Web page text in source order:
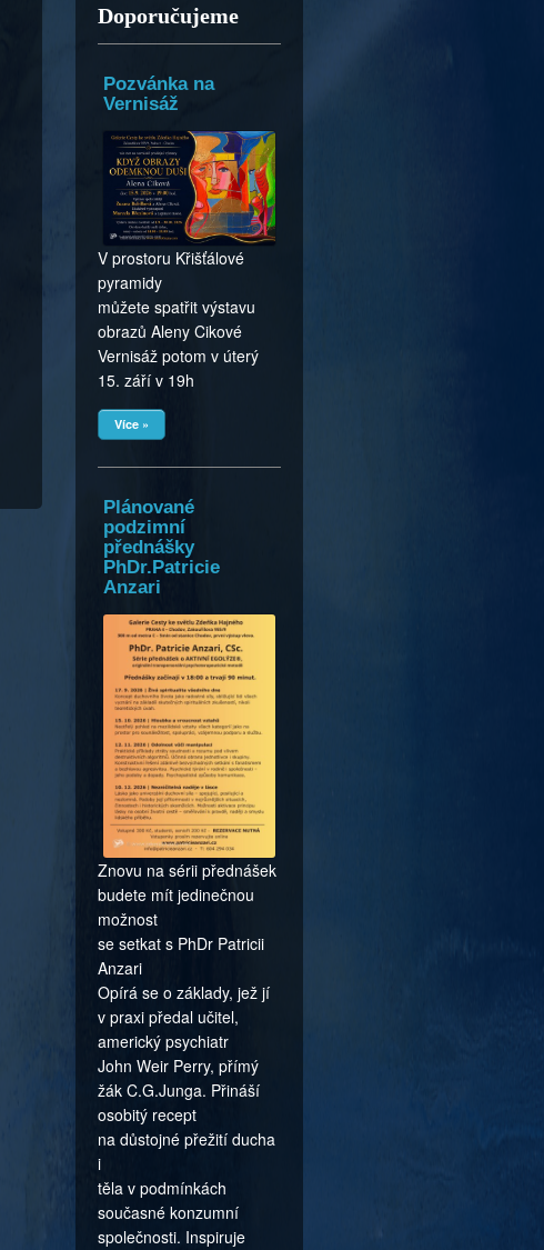
Doporučujeme
Pozvánka na
Vernisáž
V prostoru Křišťálové
pyramidy
můžete spatřit výstavu
obrazů Aleny Cikové
Vernisáž potom v úterý
15. září v 19h
Více »
Plánované
podzimní
přednášky
PhDr.Patricie
Anzari
Znovu na sérii přednášek
budete mít jedinečnou
možnost
se setkat s PhDr Patricii
Anzari
Opírá se o základy, jež jí
v praxi předal učitel,
americký psychiatr
John Weir Perry, přímý
žák C.G.Junga. Přináší
osobitý recept
na důstojné přežití ducha
i
těla v podmínkách
současné konzumní
společnosti. Inspiruje